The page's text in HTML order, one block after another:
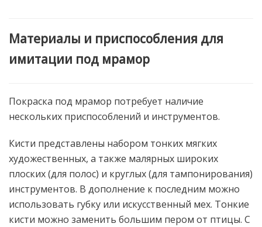
Материалы и приспособления для
имитации под мрамор
Покраска под мрамор потребует наличие
нескольких приспособлений и инструментов.
Кисти представлены набором тонких мягких
художественных, а также малярных широких
плоских (для полос) и круглых (для тампонирования)
инструментов. В дополнение к последним можно
использовать губку или искусственный мех. Тонкие
кисти можно заменить большим пером от птицы. С